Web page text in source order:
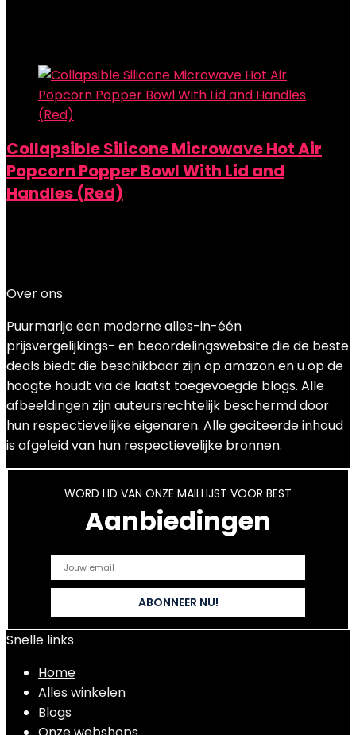
Collapsible Silicone Microwave Hot Air
Popcorn Popper Bowl With Lid and
Handles (Red)
Over ons
Puurmarije een moderne alles-in-één
prijsvergelijkings- en beoordelingswebsite die de beste
deals biedt die beschikbaar zijn op amazon en u op de
hoogte houdt via de laatst toegevoegde blogs. Alle
afbeeldingen zijn auteursrechtelijk beschermd door
hun respectievelijke eigenaren. Alle geciteerde inhoud
is afgeleid van hun respectievelijke bronnen.
WORD LID VAN ONZE MAILLIJST VOOR BEST
Aanbiedingen
Snelle links
Home
Alles winkelen
Blogs